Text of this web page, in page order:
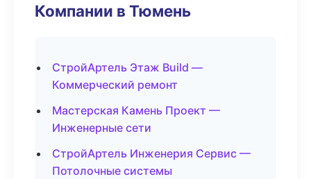
Компании в Тюмень
СтройАртель Этаж Build —
Коммерческий ремонт
Мастерская Камень Проект —
Инженерные сети
СтройАртель Инженерия Сервис —
Потолочные системы